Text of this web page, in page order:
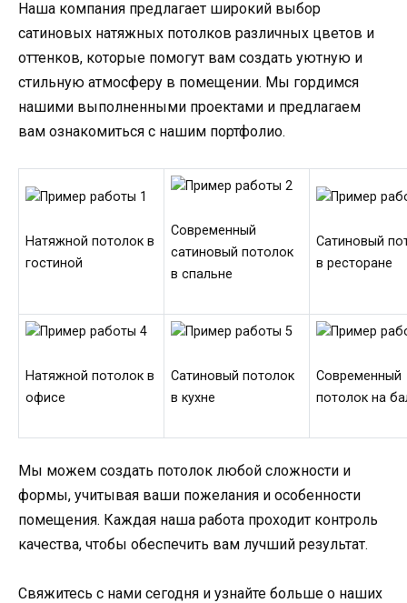
Наша компания предлагает широкий выбор
сатиновых натяжных потолков различных цветов и
оттенков, которые помогут вам создать уютную и
стильную атмосферу в помещении. Мы гордимся
нашими выполненными проектами и предлагаем
вам ознакомиться с нашим портфолио.
Натяжной потолок в
гостиной
Современный
сатиновый потолок
в спальне
Сатиновый
в ресторане
Натяжной потолок в
офисе
Сатиновый потолок
в кухне
Современный
потолок на
Мы можем создать потолок любой сложности и
формы, учитывая ваши пожелания и особенности
помещения. Каждая наша работа проходит контроль
качества, чтобы обеспечить вам лучший результат.
Свяжитесь с нами сегодня и узнайте больше о наших